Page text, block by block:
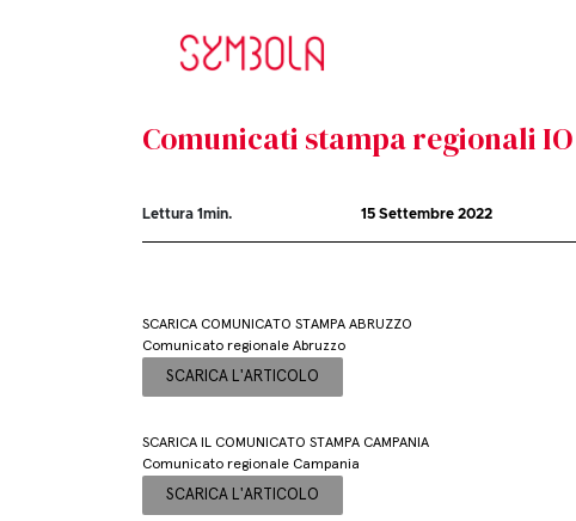
Comunicati stampa regionali IO
Lettura1min. 15 Settembre 2022
SCARICA COMUNICATO STAMPA ABRUZZO
Comunicato regionale Abruzzo
SCARICA L'ARTICOLO
SCARICA IL COMUNICATO STAMPA CAMPANIA
Comunicato regionale Campania
SCARICA L'ARTICOLO